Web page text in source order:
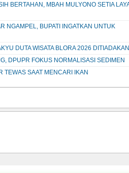
BERTAHAN, MBAH MULYONO SETIA
NGAMPEL, BUPATI INGATKAN UNTUK
DUTA WISATA BLORA 2026 DITIADAKAN
DPUPR FOKUS NORMALISASI SEDIMEN
TEWAS SAAT MENCARI IKAN